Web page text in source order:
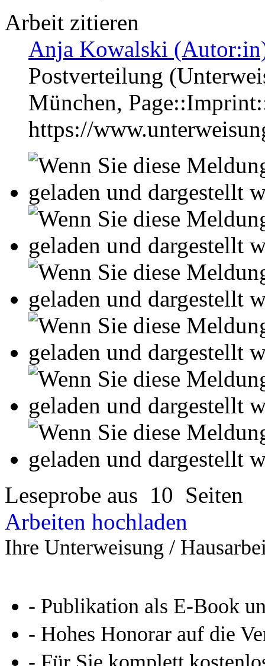
Arbeit zitieren
Anja Kowalski
Postverteilung
München,
https://
Leseprobe aus 10 Seiten
Arbeiten hochladen
Ihre Unterweisung /
- Publikation als E-Book
- Hohes Honorar auf die
- Für Sie komplett
- Es dauert nur 5 Minuten
- Jede Arbeit findet Leser